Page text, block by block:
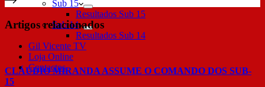
Sub 15
Resultados Sub 15
Sub 14
Resultados Sub 14
Gil Vicente TV
Loja Online
Contactos
Artigos relacionados
CLÁUDIO MIRANDA ASSUME O COMANDO DOS SUB-
15